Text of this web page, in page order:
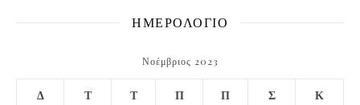
ΗΜΕΡΟΛΟΓΙΟ
Νοέμβριος 2023
Δ Τ Τ Π Π Σ Κ